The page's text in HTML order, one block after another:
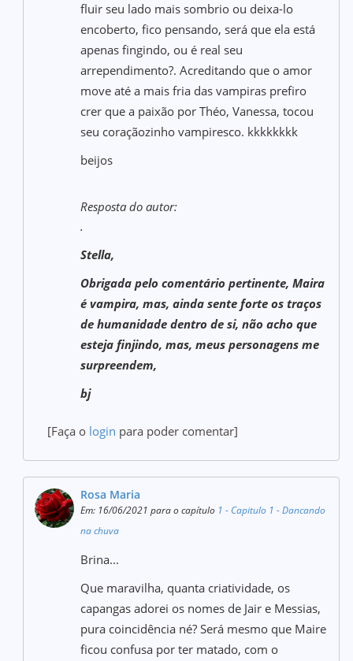
fluir seu lado mais sombrio ou deixa-lo
encoberto, fico pensando, será que ela está
apenas fingindo, ou é real seu
arrependimento?. Acreditando que o amor
move até a mais fria das vampiras prefiro
crer que a paixão por Théo, Vanessa, tocou
seu coraçãozinho vampiresco. kkkkkkkk
beijos
Resposta do autor:
.
Stella,
Obrigada pelo comentário pertinente, Maira
é vampira, mas, ainda sente forte os traços
de humanidade dentro de si, não acho que
esteja finjindo, mas, meus personagens me
surpreendem,
bj
[Faça o login para poder comentar]
Rosa Maria
Em: 16/06/2021 para o capítulo 1 - Capitulo 1 - Dancando
na chuva
Brina...
Que maravilha, quanta criatividade, os
capangas adorei os nomes de Jair e Messias,
pura coincidência né? Será mesmo que Maire
ficou confusa por ter matado, com o